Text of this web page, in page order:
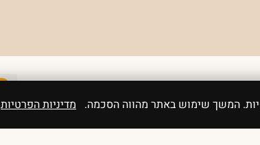
המשך שימוש באתר מהווה הסכמה. מדיניות הפרטיות